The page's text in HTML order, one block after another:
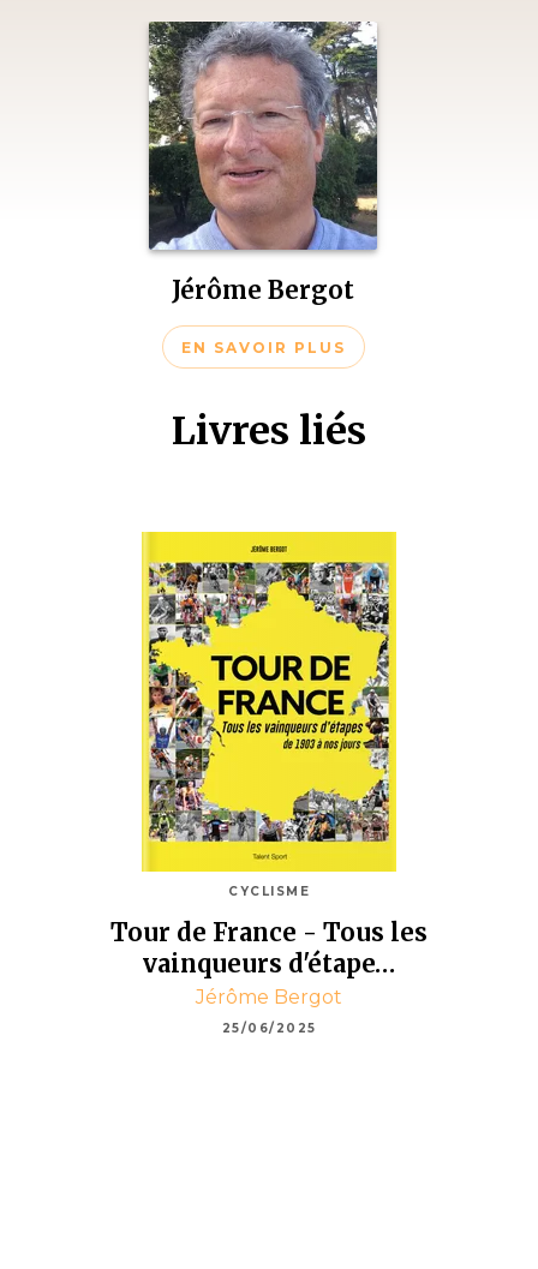
Jérôme Bergot
EN SAVOIR PLUS
Livres liés
CYCLISME
Tour de France - Tous les
vainqueurs d'étape…
Jérôme Bergot
25/06/2025